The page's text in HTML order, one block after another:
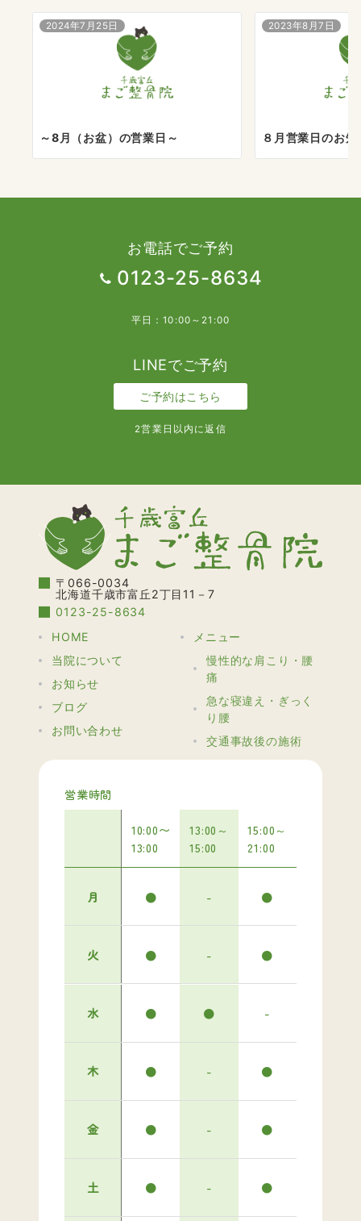
2024年7月25日
～8月（お盆）の営業日～
2023年8月7日
８月営業日のお知
お電話でご予約
0123-25-8634
平日：10:00～21:00
LINEでご予約
ご予約はこちら
2営業日以内に返信
〒066-0034
北海道千歳市富丘2丁目11－7
0123-25-8634
営業時間
10:00〜
13:00
13:00～
15:00
15:00～
21:00
月 ● - ●
火 ● - ●
水 ● ● -
木 ● - ●
金 ● - ●
土 ● - ●
HOME
当院について
お知らせ
ブログ
お問い合わせ
メニュー
慢性的な肩こり・腰
痛
急な寝違え・ぎっく
り腰
交通事故後の施術